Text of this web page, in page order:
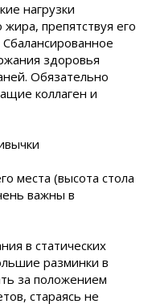
нагрузки
препятствуя его
здоровья
Обязательно
коллаген и
места (высота стола
важны в
в статических
разминки в
за положением
стараясь не